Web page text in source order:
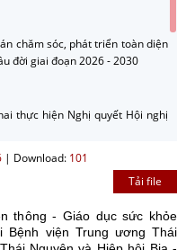
chăm sóc, phát triển toàn diện
đời giai đoạn 2026 - 2030
thực hiện Nghị quyết Hội nghị
phẩm cuộc thi sản phẩm phát
| Download: 101
Tải file
thông - Giáo dục sức khỏe
viện Trung ương Thái